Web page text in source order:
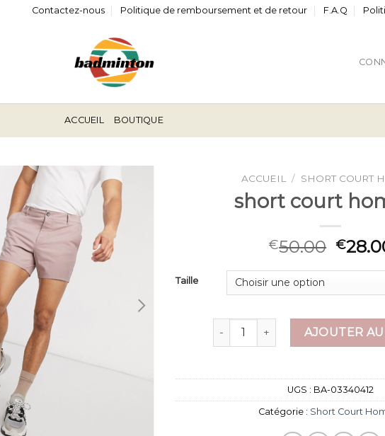
Contactez-nous Politique de remboursement et de retour F.A.Q
ACCUEIL BOUTIQUE
ACCUEIL / SHORT COURT
short court
€50.00 €
Taille
quantité de short court homme
AJOUTER
UGS : BA-03340412
Catégorie : Short Court